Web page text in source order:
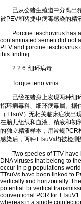
已从公猪生殖道中分离出猪
被PEV和猪捷申病毒感染的精
Porcine teschovirus has
contaminated semen did not
PEV and porcine teschovirus
this finding.
2.2.6. 细环病毒
Torque teno virus
已经在猪身上发现两种细环
指环病毒科、细环病毒属。据
（TTsuV）无相关临床症状
在胎儿组织和血液、精液和初
的独立精液样本，用常规PCR
感染后，两种TTsuVs均被检
Two species of TTV have
DNA viruses that belong to
occur in pig populations
TTsuVs have been linked to
vertically and horizontally.
potential for vertical
conventional PCR for
whereas in a single